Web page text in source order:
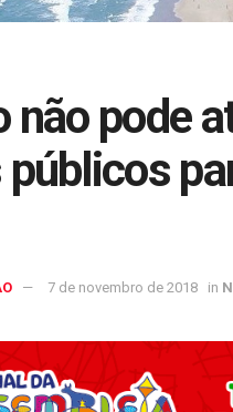
não pode
7 de novembro de 2018 in